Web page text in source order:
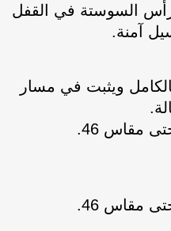
السوستة في القفل
آمنة.
ويثبت في مسار
مقاس 46.
مقاس 46.